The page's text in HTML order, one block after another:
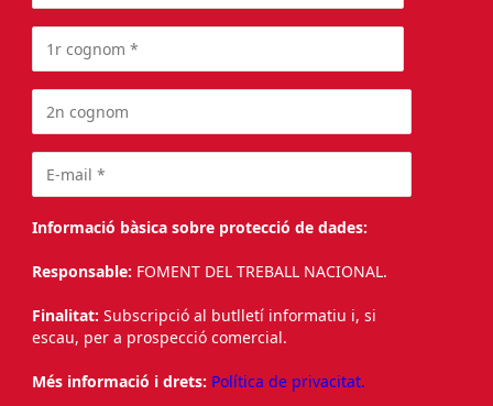
Informació bàsica sobre protecció de dades:
Responsable: FOMENT DEL TREBALL NACIONAL.
Finalitat: Subscripció al butlletí informatiu i, si
escau, per a prospecció comercial.
Més informació i drets: Política de privacitat.